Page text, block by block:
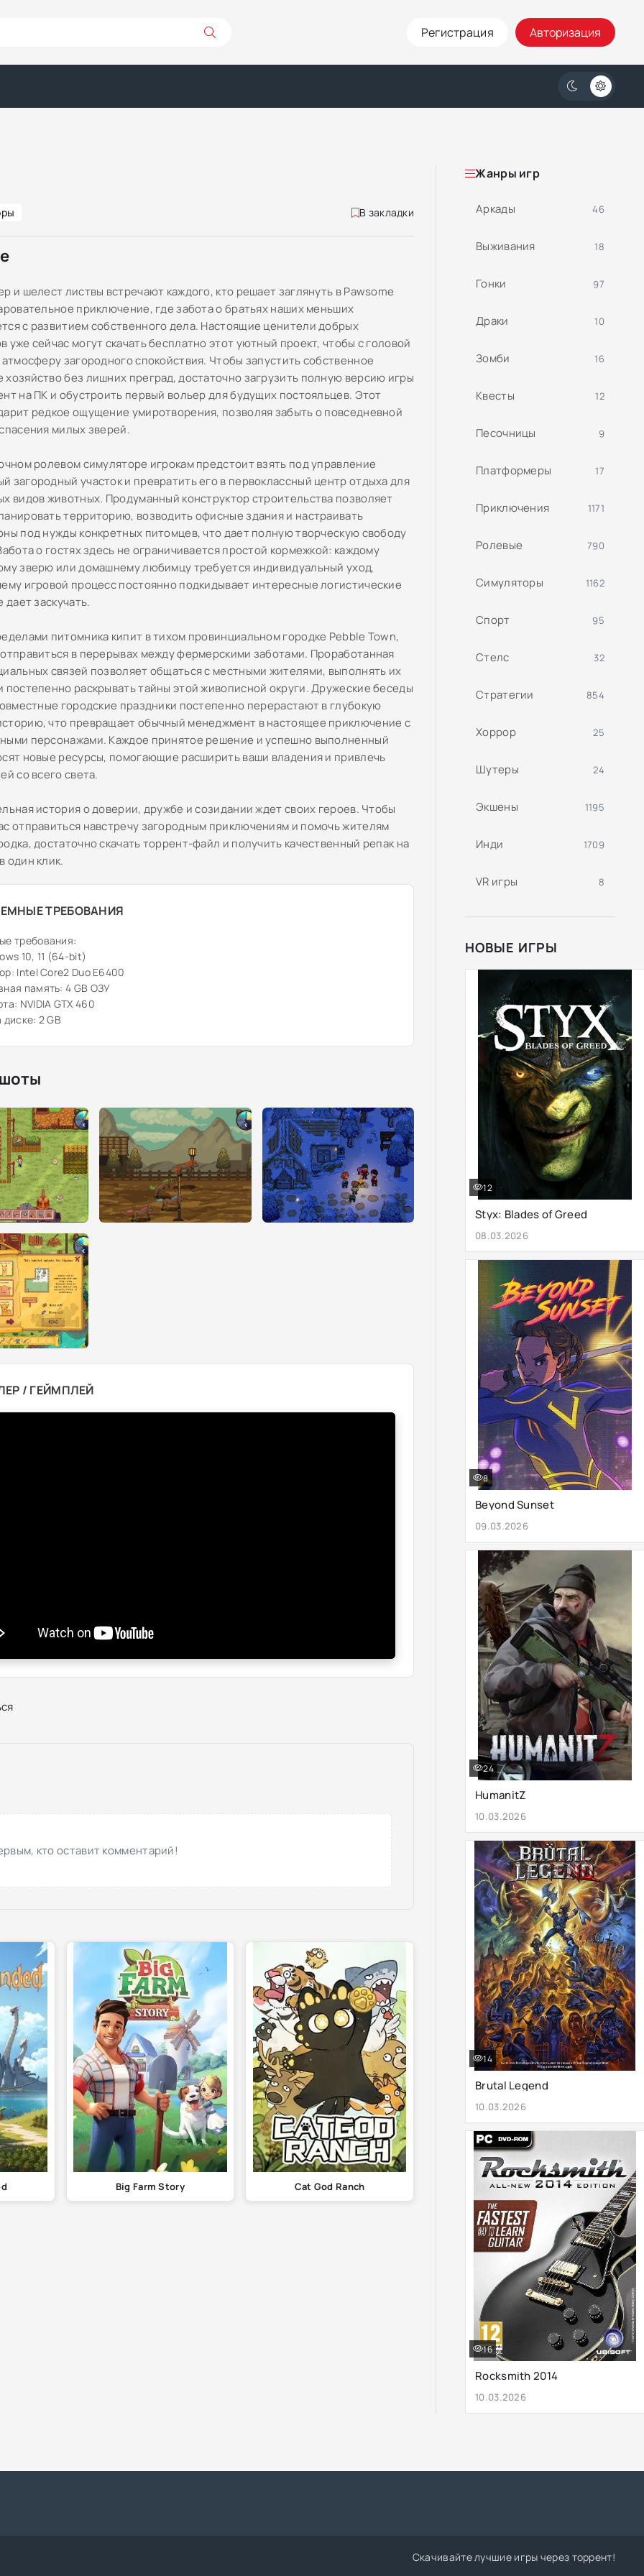
Регистрация Авторизация
В закладки
и шелест листвы встречают каждого, кто решает заглянуть в Pawsome
приключение, где забота о братьях наших меньших
с развитием собственного дела. Настоящие ценители добрых
уже сейчас могут скачать бесплатно этот уютный проект, чтобы с головой
атмосферу загородного спокойствия. Чтобы запустить собственное
без лишних преград, достаточно загрузить полную версию игры
на ПК и обустроить первый вольер для будущих постояльцев. Этот
редкое ощущение умиротворения, позволяя забыть о повседневной
милых зверей.
ролевом симуляторе игрокам предстоит взять под управление
загородный участок и превратить его в первоклассный центр отдыха для
видов животных. Продуманный конструктор строительства позволяет
территорию, возводить офисные здания и настраивать
под нужды конкретных питомцев, что дает полную творческую свободу
о гостях здесь не ограничивается простой кормежкой: каждому
зверю или домашнему любимцу требуется индивидуальный уход,
игровой процесс постоянно подкидывает интересные логистические
дает заскучать.
питомника кипит в тихом провинциальном городке Pebble Town,
в перерывах между фермерскими заботами. Проработанная
связей позволяет общаться с местными жителями, выполнять их
постепенно раскрывать тайны этой живописной округи. Дружеские беседы
городские праздники постепенно перерастают в глубокую
что превращает обычный менеджмент в настоящее приключение с
персонажами. Каждое принятое решение и успешно выполненный
новые ресурсы, помогающие расширить ваши владения и привлечь
со всего света.
история о доверии, дружбе и созидании ждет своих героев. Чтобы
отправиться навстречу загородным приключениям и помочь жителям
достаточно скачать торрент-файл и получить качественный репак на
один клик.
ТРЕБОВАНИЯ
требования:
10, 11 (64-bit)
Intel Core2 Duo E6400
память: 4 GB ОЗУ
NVIDIA GTX 460
2 GB
/ ГЕЙМПЛЕЙ
кто оставит комментарий!
Big Farm Story Cat God Ranch
Жанры игр
Аркады 46
Выживания 18
Гонки 97
Драки 10
Зомби 16
Квесты 12
Песочницы 9
Платформеры 17
Приключения 1171
Ролевые 790
Симуляторы 1162
Спорт 95
Стелс 32
Стратегии 854
Хоррор 25
Шутеры 24
Экшены 1195
Инди 1709
VR игры 8
НОВЫЕ ИГРЫ
Styx: Blades of Greed
08.03.2026
12
Beyond Sunset
09.03.2026
8
HumanitZ
10.03.2026
24
Brutal Legend
10.03.2026
14
Rocksmith 2014
10.03.2026
16
Скачивайте лучшие игры через торрент!